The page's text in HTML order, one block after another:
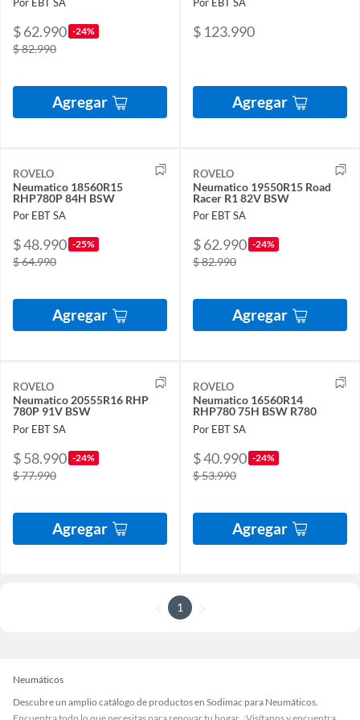
$ 62.990 -24%
$ 82.990
Agregar
$ 123.990
Agregar
ROVELO
Neumatico 18560R15
RHP780P 84H BSW
Por EBT SA
$ 48.990 -25%
$ 64.990
Agregar
ROVELO
Neumatico 19550R15 Road
Racer R1 82V BSW
Por EBT SA
$ 62.990 -24%
$ 82.990
Agregar
ROVELO
Neumatico 20555R16 RHP
780P 91V BSW
Por EBT SA
$ 58.990 -24%
$ 77.990
Agregar
ROVELO
Neumatico 16560R14
RHP780 75H BSW R780
Por EBT SA
$ 40.990 -24%
$ 53.990
Agregar
1
Neumáticos
Descubre un amplio catálogo de productos en Sodimac para Neumáticos.